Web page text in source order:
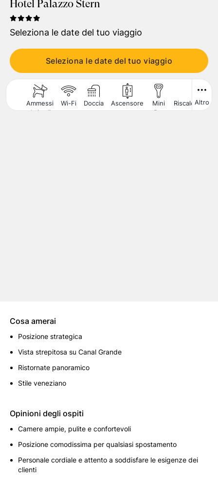
Viaggiatori
1Camera, 2Adulti
CERCA
Hotel Palazzo Stern
Seleziona le date del tuo viaggio
Seleziona le date del tuo viaggio
Ammessi
Animali
Wi-Fi Doccia Ascensore
Mini
Bar
Riscaldamento
Altro
Cosa amerai
Posizione strategica
Vista strepitosa su Canal Grande
Ristornate panoramico
Stile veneziano
Opinioni degli ospiti
Camere ampie, pulite e confortevoli
Posizione comodissima per qualsiasi spostamento
Personale cordiale e attento a soddisfare le esigenze dei
clienti